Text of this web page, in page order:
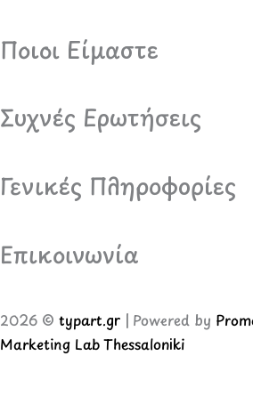
Ποιοι Είμαστε
Συχνές Ερωτήσεις
Γενικές Πληροφορίες
Επικοινωνία
2026 © typart.gr | Powered by
Marketing Lab Thessaloniki